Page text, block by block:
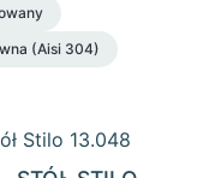
(Aisi 304)